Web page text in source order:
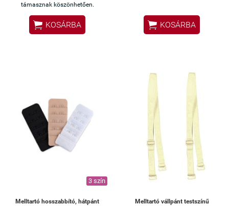
támasznak köszönhetően.
 KOSÁRBA  KOSÁRBA
3 szín
Melltartó hosszabbító, hátpánt
Melltartó vállpánt testszínű